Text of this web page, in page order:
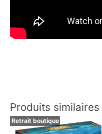
Produits similaires
Retrait boutique